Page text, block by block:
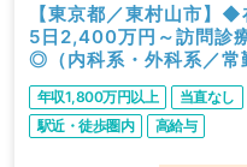
【東京都／東村山市】
5日2,400万円～訪問診
◎（内科系・外科系／常
年収1,800万円以上 当直なし
駅近・徒歩圏内
高給与